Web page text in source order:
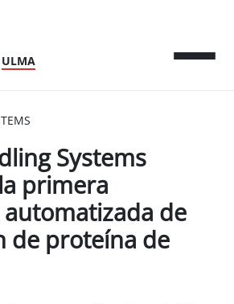
ULMA
Systems
primera
de
de proteína de